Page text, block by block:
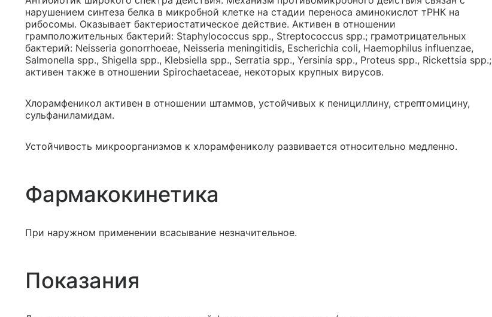
нарушением синтеза белка в микробной клетке на стадии переноса аминокислот тРНК на
рибосомы. Оказывает бактериостатическое действие. Активен в отношении
грамположительных бактерий: Staphylococcus spp., Streptococcus spp.; грамотрицательных
бактерий: Neisseria gonorrhoeae, Neisseria meningitidis, Escherichia coli, Haemophilus influenzae,
Salmonella spp., Shigella spp., Klebsiella spp., Serratia spp., Yersinia spp., Proteus spp., Rickettsia spp.;
активен также в отношении Spirochaetaceae, некоторых крупных вирусов.
Хлорамфеникол активен в отношении штаммов, устойчивых к пенициллину, стрептомицину,
сульфаниламидам.
Устойчивость микроорганизмов к хлорамфениколу развивается относительно медленно.
Фармакокинетика
При наружном применении всасывание незначительное.
Показания